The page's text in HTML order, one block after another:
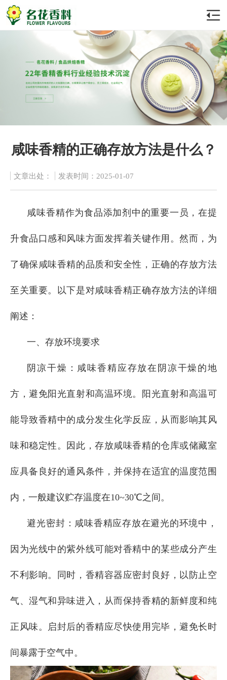
咸味香精的正确存放方法是什么？
文章出处： 发表时间：2025-01-07
咸味香精作为食品添加剂中的重要一员，在提
升食品口感和风味方面发挥着关键作用。然而，为
了确保咸味香精的品质和安全性，正确的存放方法
至关重要。以下是对咸味香精正确存放方法的详细
阐述：
一、存放环境要求
阴凉干燥：咸味香精应存放在阴凉干燥的地
方，避免阳光直射和高温环境。阳光直射和高温可
能导致香精中的成分发生化学反应，从而影响其风
味和稳定性。因此，存放咸味香精的仓库或储藏室
应具备良好的通风条件，并保持在适宜的温度范围
内，一般建议贮存温度在10~30℃之间。
避光密封：咸味香精应存放在避光的环境中，
因为光线中的紫外线可能对香精中的某些成分产生
不利影响。同时，香精容器应密封良好，以防止空
气、湿气和异味进入，从而保持香精的新鲜度和纯
正风味。启封后的香精应尽快使用完毕，避免长时
间暴露于空气中。